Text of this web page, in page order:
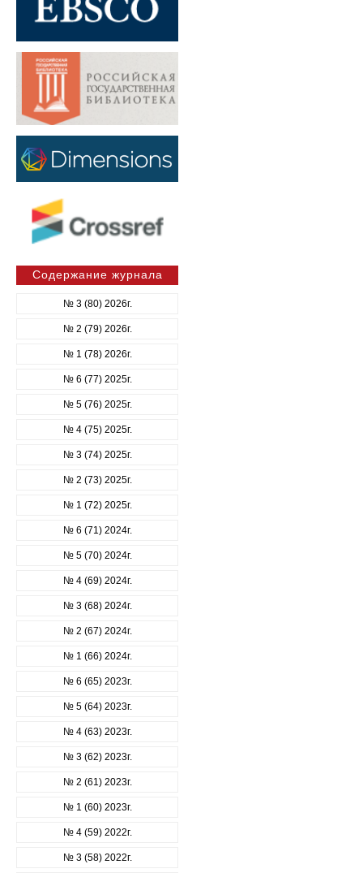
Содержание журнала
№ 3 (80) 2026г.
№ 2 (79) 2026г.
№ 1 (78) 2026г.
№ 6 (77) 2025г.
№ 5 (76) 2025г.
№ 4 (75) 2025г.
№ 3 (74) 2025г.
№ 2 (73) 2025г.
№ 1 (72) 2025г.
№ 6 (71) 2024г.
№ 5 (70) 2024г.
№ 4 (69) 2024г.
№ 3 (68) 2024г.
№ 2 (67) 2024г.
№ 1 (66) 2024г.
№ 6 (65) 2023г.
№ 5 (64) 2023г.
№ 4 (63) 2023г.
№ 3 (62) 2023г.
№ 2 (61) 2023г.
№ 1 (60) 2023г.
№ 4 (59) 2022г.
№ 3 (58) 2022г.